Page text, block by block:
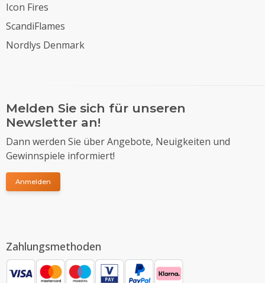
Icon Fires
ScandiFlames
Nordlys Denmark
Melden Sie sich für unseren
Newsletter an!
Dann werden Sie über Angebote, Neuigkeiten und
Gewinnspiele informiert!
Anmelden
Zahlungsmethoden